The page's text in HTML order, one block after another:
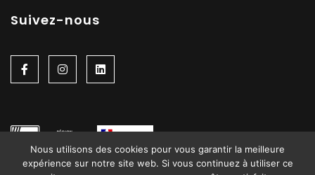
Suivez-nous
Nous utilisons des cookies pour vous garantir la meilleure
expérience sur notre site web. Si vous continuez à utiliser ce